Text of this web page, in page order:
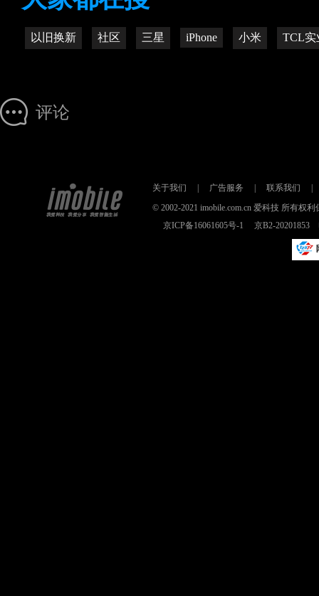
以旧换新 社区 三星 iPhone 小米 TCL实
评论
关于我们 广告服务 联系我们
© 2002-2021 imobile.com.cn 爱科技 所有权
京ICP备16061605号-1
京B2-20201853